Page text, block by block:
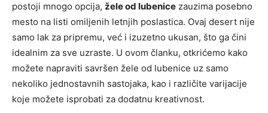
postoji mnogo opcija, žele od lubenice zauzima posebno
mesto na listi omiljenih letnjih poslastica. Ovaj desert nije
samo lak za pripremu, već i izuzetno ukusan, što ga čini
idealnim za sve uzraste. U ovom članku, otkrićemo kako
možete napraviti savršen žele od lubenice uz samo
nekoliko jednostavnih sastojaka, kao i različite varijacije
koje možete isprobati za dodatnu kreativnost.